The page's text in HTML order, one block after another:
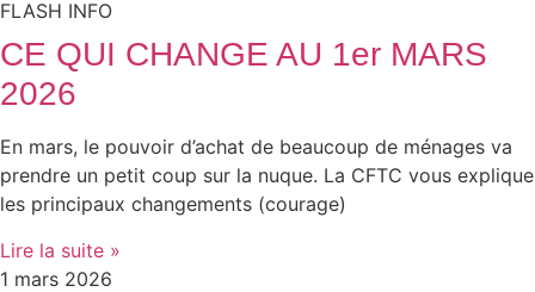
FLASH INFO
CE QUI CHANGE AU 1er MARS
2026
En mars, le pouvoir d’achat de beaucoup de ménages va
prendre un petit coup sur la nuque. La CFTC vous explique
les principaux changements (courage)
Lire la suite »
1 mars 2026